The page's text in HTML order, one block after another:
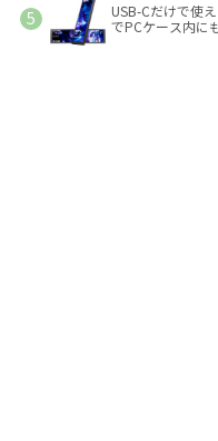
USB-Cだけで使
でPCケース内に